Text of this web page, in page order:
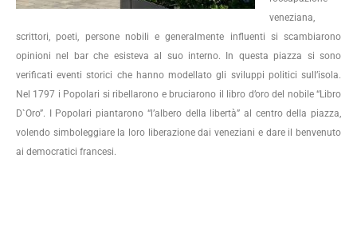
veneziana,
scrittori, poeti, persone nobili e generalmente influenti si scambiarono
opinioni nel bar che esisteva al suo interno. In questa piazza si sono
verificati eventi storici che hanno modellato gli sviluppi politici sull’isola.
Nel 1797 i Popolari si ribellarono e bruciarono il libro d’oro del nobile “Libro
D`Oro”. I Popolari piantarono “l’albero della libertà” al centro della piazza,
volendo simboleggiare la loro liberazione dai veneziani e dare il benvenuto
ai democratici francesi.